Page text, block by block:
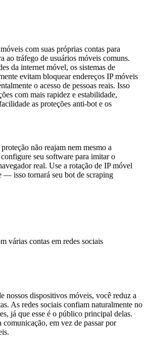
com suas próprias contas para
ao tráfego de usuários móveis comuns.
da internet móvel, os sistemas de
evitam bloquear endereços IP móveis
o acesso de pessoas reais. Isso
com mais rapidez e estabilidade,
as proteções anti-bot e os
não reajam nem mesmo a
seu software para imitar o
real. Use a rotação de IP móvel
— isso tornará seu bot de scraping
várias contas em redes sociais
nossos dispositivos móveis, você reduz a
As redes sociais confiam naturalmente no
já que esse é o público principal delas.
em vez de passar por